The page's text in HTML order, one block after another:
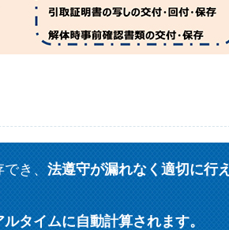
き、 法遵守が漏れなく適切に行え
タイムに自動計算されます。